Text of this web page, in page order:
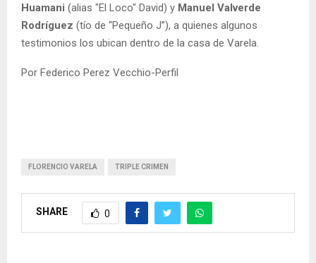
Huamani (alias "El Loco" David) y Manuel Valverde
Rodríguez (tío de “Pequeño J”), a quienes algunos
testimonios los ubican dentro de la casa de Varela.
Por Federico Perez Vecchio-Perfil
FLORENCIO VARELA TRIPLE CRIMEN
SHARE 0